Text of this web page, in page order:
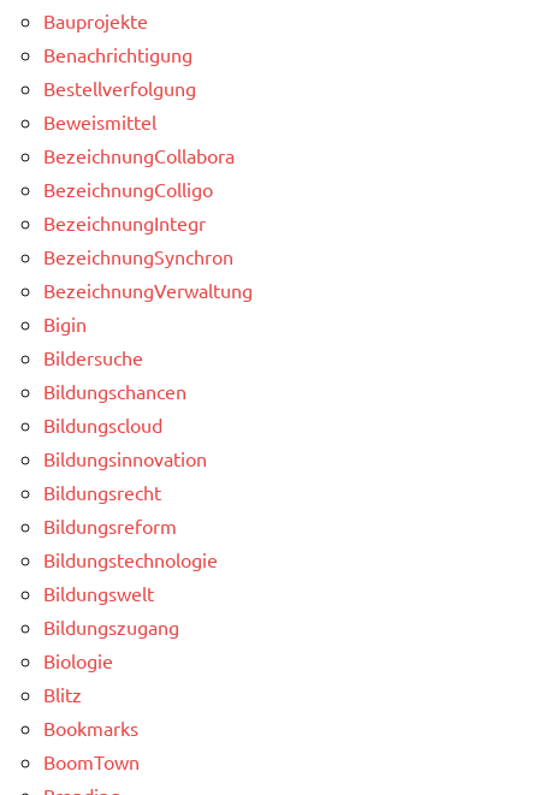
Bauprojekte
Benachrichtigung
Bestellverfolgung
Beweismittel
BezeichnungCollabora
BezeichnungColligo
BezeichnungIntegr
BezeichnungSynchron
BezeichnungVerwaltung
Bigin
Bildersuche
Bildungschancen
Bildungscloud
Bildungsinnovation
Bildungsrecht
Bildungsreform
Bildungstechnologie
Bildungswelt
Bildungszugang
Biologie
Blitz
Bookmarks
BoomTown